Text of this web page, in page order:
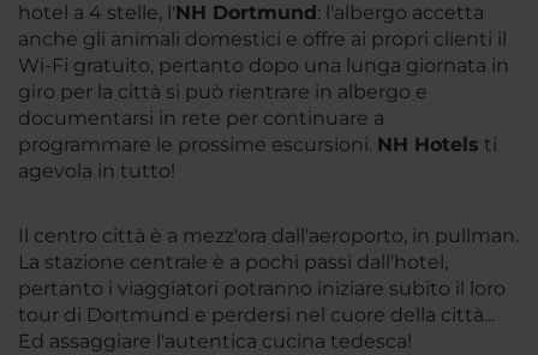
hotel a 4 stelle, l'NH Dortmund : l'albergo accetta
anche gli animali domestici e offre ai propri clienti il
Wi-Fi gratuito, pertanto dopo una lunga giornata in
giro per la città si può rientrare in albergo e
documentarsi in rete per continuare a
programmare le prossime escursioni. NH Hotels ti
agevola in tutto!
Il centro città è a mezz'ora dall'aeroporto, in pullman.
La stazione centrale è a pochi passi dall'hotel,
pertanto i viaggiatori potranno iniziare subito il loro
tour di Dortmund e perdersi nel cuore della città...
Ed assaggiare l'autentica cucina tedesca!